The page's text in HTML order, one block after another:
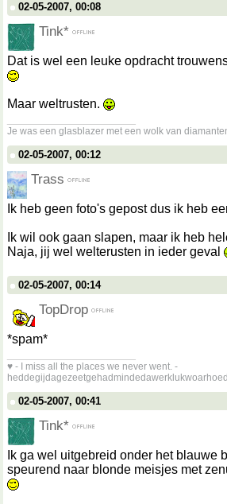
02-05-2007, 00:08
Tink*
Dat is wel een leuke opdracht
Maar weltrusten.
Je was een glasblazer met een wolk van
02-05-2007, 00:12
Trass
Ik heb geen foto's gepost dus ik heb
Ik wil ook gaan slapen, maar ik heb
Naja, jij wel welterusten in ieder geval
02-05-2007, 00:14
TopDrop
*spam*
♥ - I miss all the places we never went. -
02-05-2007, 00:41
Tink*
Ik ga wel uitgebreid onder het blauwe
speurend naar blonde meisjes met